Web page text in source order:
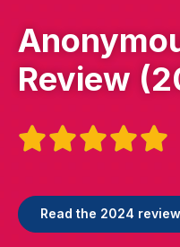
Review

Read the 2024